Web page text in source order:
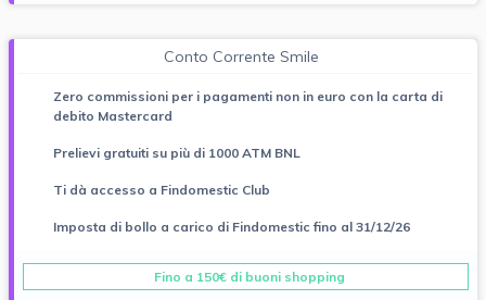
Conto Corrente Smile
Zero commissioni per i pagamenti non in euro con la carta di
debito Mastercard
Prelievi gratuiti su più di 1000 ATM BNL
Ti dà accesso a Findomestic Club
Imposta di bollo a carico di Findomestic fino al 31/12/26
Fino a 150€ di buoni shopping